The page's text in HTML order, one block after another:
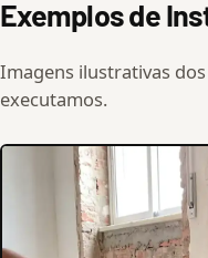
Exemplos de
Imagens ilustrativas
executamos.